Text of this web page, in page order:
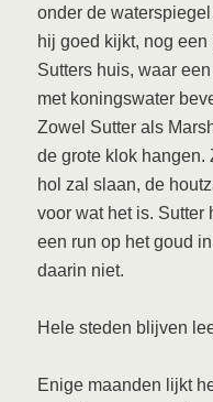
onder de
hij goed kijkt, nog
Sutters huis, waar
met koningswater
Zowel Sutter als
de grote klok hangen.
hol zal slaan, de
voor wat het is. Sutter
een run op het goud
daarin niet.
Hele steden blijven
Enige maanden lijkt